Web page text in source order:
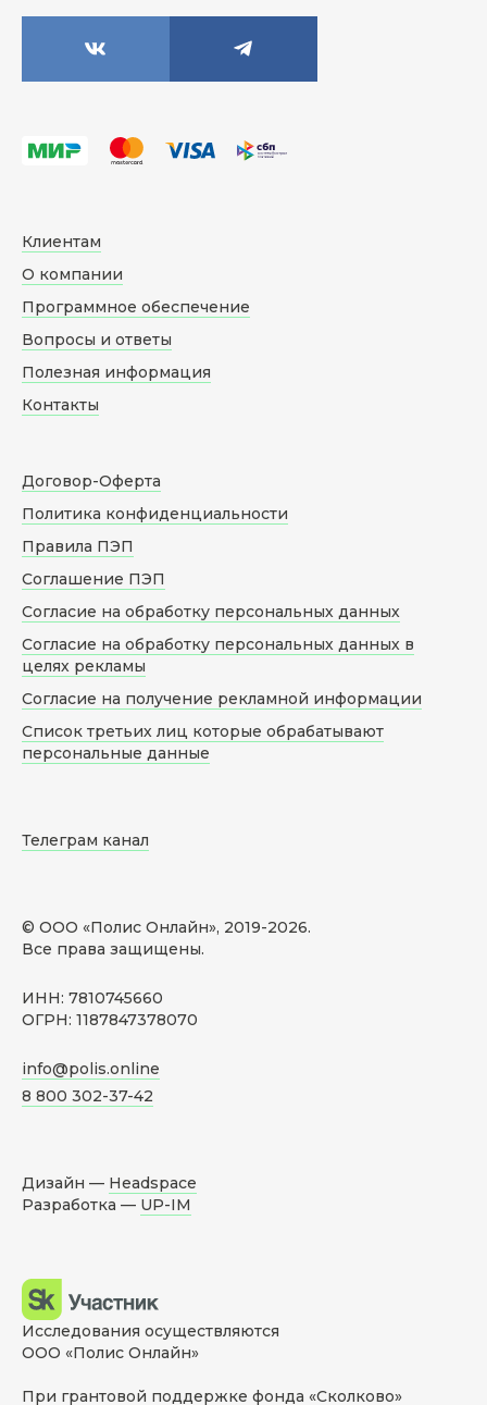
© ООО «Полис Онлайн», 2019-2026.
Все права защищены.
ИНН: 7810745660
ОГРН: 1187847378070
info@polis.online
8 800 302-37-42
Клиентам
О компании
Программное обеспечение
Вопросы и ответы
Полезная информация
Контакты
Договор-Оферта
Политика конфиденциальности
Правила ПЭП
Соглашение ПЭП
Согласие на обработку персональных данных
Согласие на обработку персональных данных в
целях рекламы
Согласие на получение рекламной информации
Список третьих лиц которые обрабатывают
персональные данные
Телеграм канал
Дизайн — Headspace
Разработка — UP-IM
Исследования осуществляются
ООО «Полис Онлайн»
При грантовой поддержке фонда «Сколково»